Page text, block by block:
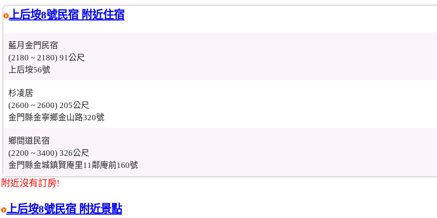
上后垵8號民宿 附近住宿
藍月金門民宿
(2180 ~ 2180) 91公尺
上后垵56號
杉凌居
(2600 ~ 2600) 205公尺
金門縣金寧鄉金山路320號
鄉間道民宿
(2200 ~ 3400) 326公尺
金門縣金城鎮賢庵里11鄰庵前160號
附近沒有訂房!
上后垵8號民宿 附近景點